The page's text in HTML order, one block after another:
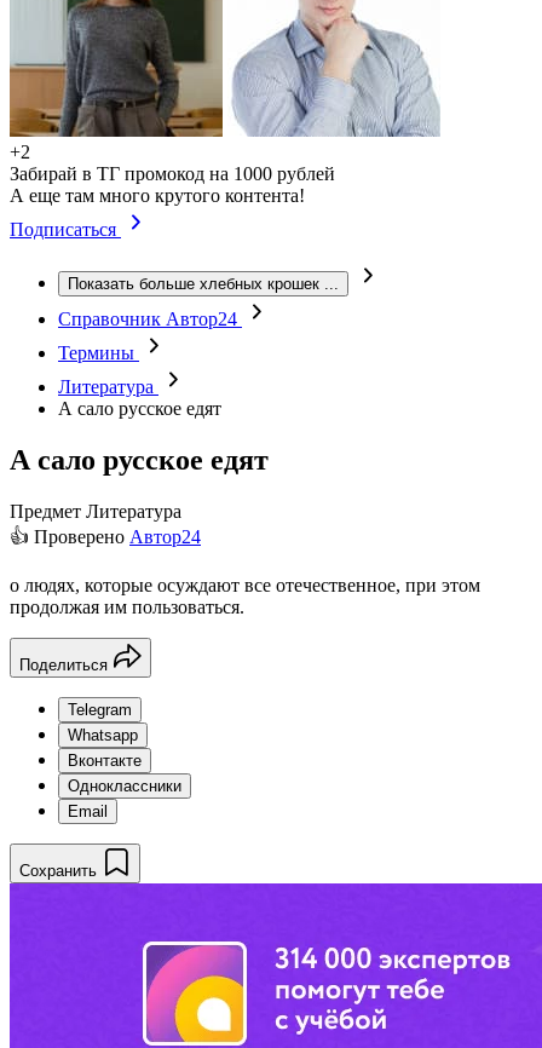
+2
Забирай в ТГ промокод на 1000 рублей
А еще там много крутого контента!
Подписаться
Показать больше хлебных крошек ...
Справочник Автор24
Термины
Литература
А сало русское едят
А сало русское едят
Предмет Литература
👍 Проверено Автор24
о людях, которые осуждают все отечественное, при этом
продолжая им пользоваться.
Поделиться
Telegram
Whatsapp
Вконтакте
Одноклассники
Email
Сохранить